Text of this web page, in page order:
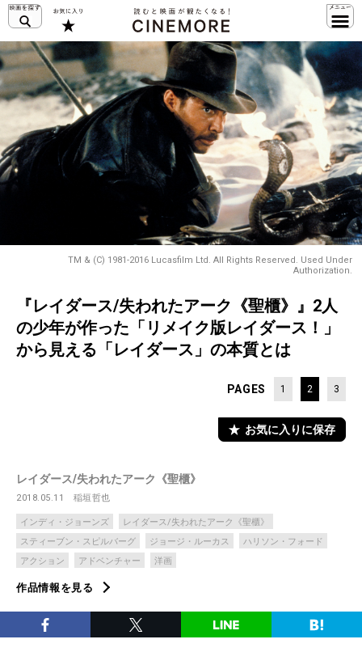
TM & (C) 1981-2016 Lucasfilm Ltd. All Rights Reserved. Used Under
Authorization.
『レイダース/失われたアーク《聖櫃》』2人
の少年が作った「リメイク版レイダース！」
から見える「レイダース」の本質とは
PAGES 1 2 3
お気に入りに保存
レイダース/失われたアーク《聖櫃》
2018.05.11 稲垣哲也
インディ・ジョーンズ
レイダース/失われたアーク《聖櫃》
スティーブン・スピルバーグ
ジョージ・ルーカス
ハリソン・フォード
アクション
アドベンチャー 洋画
作品情報を見る